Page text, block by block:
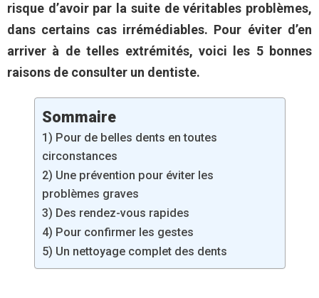
risque d’avoir par la suite de véritables problèmes,
dans certains cas irrémédiables. Pour éviter d’en
arriver à de telles extrémités, voici les 5 bonnes
raisons de consulter un dentiste.
Sommaire
1) Pour de belles dents en toutes
circonstances
2) Une prévention pour éviter les
problèmes graves
3) Des rendez-vous rapides
4) Pour confirmer les gestes
5) Un nettoyage complet des dents